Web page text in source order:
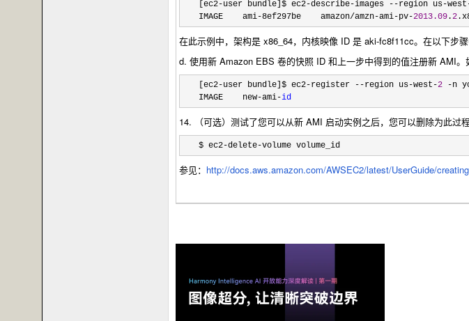
[ec2-user bundle]$ ec2-describe-images --region us-
IMAGE    ami-8ef297be    amazon/amzn-ami-pv-2013.09 .2
在此示例中，架构是 x86_64，内核映像 ID 是 aki-fc8f11cc。在以下步
d. 使用新 Amazon EBS 卷的快照 ID 和上一步中得到的值注册新 AMI
[ec2-user bundle]$ ec2-register --region us-west-2 -n
IMAGE    new-ami-id
14. （可选）测试了您可以从新 AMI 启动实例之后，您可以删除为此过
$ ec2-delete-volume volume_id
参见： http://docs.aws.amazon.com/AWSEC2/latest/UserGuide/